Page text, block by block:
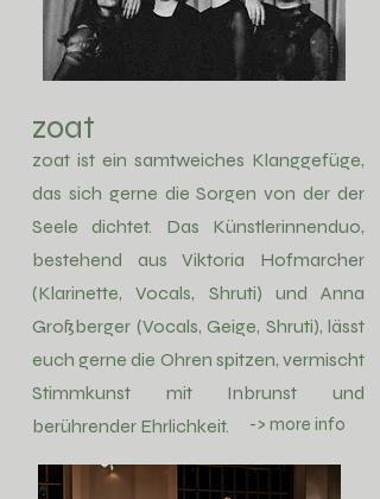
Foto: Dino Bossini
zoat
zoat ist ein samtweiches Klanggefüge,
das sich gerne die Sorgen von der der
Seele dichtet. Das Künstlerinnenduo,
bestehend aus Viktoria Hofmarcher
(Klarinette, Vocals, Shruti) und Anna
Großberger (Vocals, Geige, Shruti), lässt
euch gerne die Ohren spitzen, vermischt
Stimmkunst mit Inbrunst und
berührender Ehrlichkeit.
-> more info